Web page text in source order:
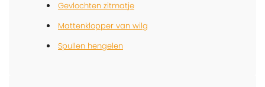
Gevlochten zitmatje
Mattenklopper van wilg
Spullen hengelen